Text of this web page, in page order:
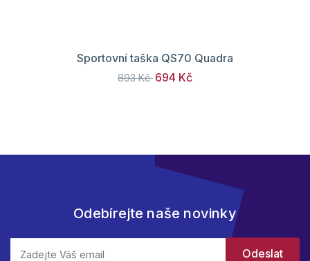
Sportovní taška QS70 Quadra
893 Kč 694 Kč
Odebírejte naše novinky